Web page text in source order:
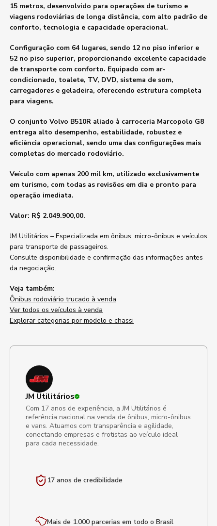
15 metros, desenvolvido para operações de turismo e
viagens rodoviárias de longa distância, com alto padrão de
conforto, tecnologia e capacidade operacional.
Configuração com 64 lugares, sendo 12 no piso inferior e
52 no piso superior, proporcionando excelente capacidade
de transporte com conforto. Equipado com ar-
condicionado, toalete, TV, DVD, sistema de som,
carregadores e geladeira, oferecendo estrutura completa
para viagens.
O conjunto Volvo B510R aliado à carroceria Marcopolo G8
entrega alto desempenho, estabilidade, robustez e
eficiência operacional, sendo uma das configurações mais
completas do mercado rodoviário.
Veículo com apenas 200 mil km, utilizado exclusivamente
em turismo, com todas as revisões em dia e pronto para
operação imediata.
Valor: R$ 2.049.900,00.
JM Utilitários – Especializada em ônibus, micro-ônibus e veículos
para transporte de passageiros.
Consulte disponibilidade e confirmação das informações antes
da negociação.
Veja também:
Ônibus rodoviário trucado à venda
Ver todos os veículos à venda
Explorar categorias por modelo e chassi
JM Utilitários
Com 17 anos de experiência, a JM Utilitários é
referência nacional na venda de ônibus, micro-ônibus
e vans. Atuamos com transparência e agilidade,
conectando empresas e frotistas ao veículo ideal
para cada necessidade.
17 anos de credibilidade
Mais de 1.000 parcerias em todo o Brasil